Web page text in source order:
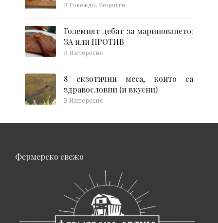
В Говеждо, Рецепти
Големият дебат за мариноването:
ЗА или ПРОТИВ
В Интересно
8 екзотични меса, които са
здравословни (и вкусни)
В Интересно
Фермерско свежо